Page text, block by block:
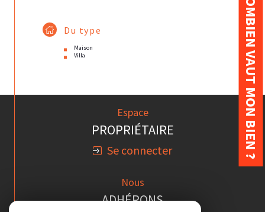
COMBIEN VAUT MON BIEN ?
Du type
Maison
Villa
Espace
PROPRIÉTAIRE
Se connecter
Nous
ADHÉRONS